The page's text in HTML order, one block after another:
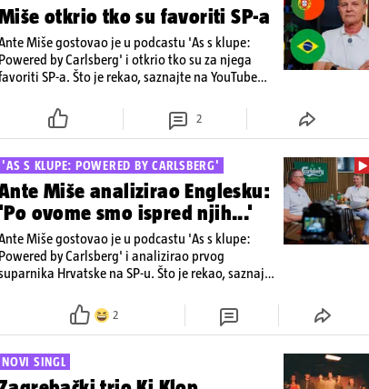
otkrio tko su favoriti SP-a
Miše gostovao je u podcastu 'As s klupe:
Powered by Carlsberg' i otkrio tko su za njega
SP-a. Što je rekao, saznajte na YouTube
2
'AS S KLUPE: POWERED BY CARLSBERG'
Miše analizirao Englesku:
'Po ovome smo ispred njih...'
Miše gostovao je u podcastu 'As s klupe:
Powered by Carlsberg' i analizirao prvog
Hrvatske na SP-u. Što je rekao, saznajte
2
NOVI SINGL